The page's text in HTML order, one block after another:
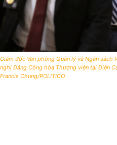
Giám đốc Văn phòng Quản lý và Ngân
nghị Đảng Cộng hòa Thượng viện tại Điện
Francis Chung/POLITICO